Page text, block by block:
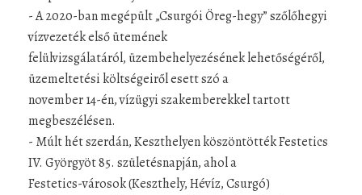
- A 2020-ban megépült „Csurgói Öreg-hegy” szőlőhegyi
vízvezeték első ütemének
felülvizsgálatáról, üzembehelyezésének lehetőségéről,
üzemeltetési költségeiről esett szó a
november 14-én, vízügyi szakemberekkel tartott
megbeszélésen.
- Múlt hét szerdán, Keszthelyen köszöntötték Festetics
IV. Györgyöt 85. születésnapján, ahol a
Festetics-városok (Keszthely, Hévíz, Csurgó)